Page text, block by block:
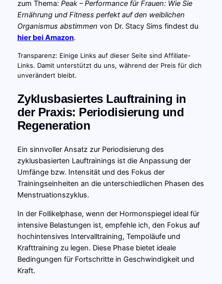
zum Thema: Peak – Performance für Frauen: Wie Sie
Ernährung und Fitness perfekt auf den weiblichen
Organismus abstimmen von Dr. Stacy Sims findest du
hier bei Amazon.
Transparenz: Einige Links auf dieser Seite sind Affiliate-
Links. Damit unterstützt du uns, während der Preis für dich
unverändert bleibt.
Zyklusbasiertes Lauftraining in
der Praxis: Periodisierung und
Regeneration
Ein sinnvoller Ansatz zur Periodisierung des
zyklusbasierten Lauftrainings ist die Anpassung der
Umfänge bzw. Intensität und des Fokus der
Trainingseinheiten an die unterschiedlichen Phasen des
Menstruationszyklus.
In der Follikelphase, wenn der Hormonspiegel ideal für
intensive Belastungen ist, empfehle ich, den Fokus auf
hochintensives Intervalltraining, Tempoläufe und
Krafttraining zu legen. Diese Phase bietet ideale
Bedingungen für Fortschritte in Geschwindigkeit und
Kraft.